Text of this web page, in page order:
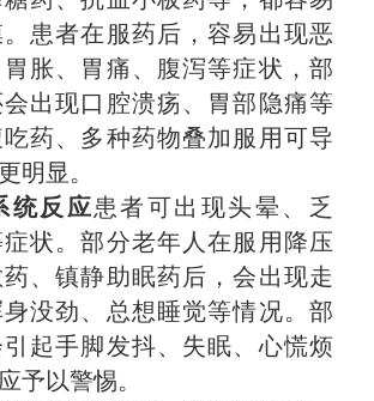
患者在服药后，容易出现恶
胀、胃痛、腹泻等症状，部
出现口腔溃疡、胃部隐痛等
药、多种药物叠加服用可导
明显。
统反应患者可出现头晕、乏
状。部分老年人在服用降压
、镇静助眠药后，会出现走
没劲、总想睡觉等情况。部
起手脚发抖、失眠、心慌烦
予以警惕。